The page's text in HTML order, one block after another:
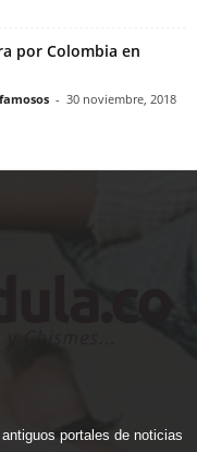
por Colombia en
- 30 noviembre, 2018
portales de noticias